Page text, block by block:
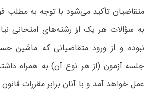
متقاضیان تأکید می‌شود با توجه به مطلب
به سؤالات هر یک از رشته‌های امتحانی
نبوده و از ورود متقاضیانی که ماشین
جلسه آزمون (از هر نوع آن) به همراه
عمل خواهد آمد و با آنان برابر مقررات